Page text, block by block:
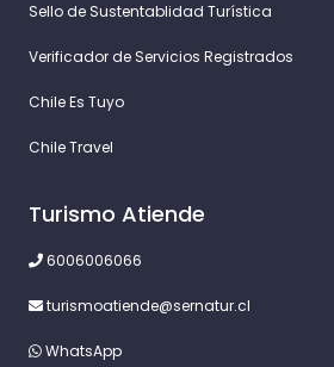
Sello de Sustentablidad Turística
Verificador de Servicios Registrados
Chile Es Tuyo
Chile Travel
Turismo Atiende
6006006066
turismoatiende@sernatur.cl
WhatsApp